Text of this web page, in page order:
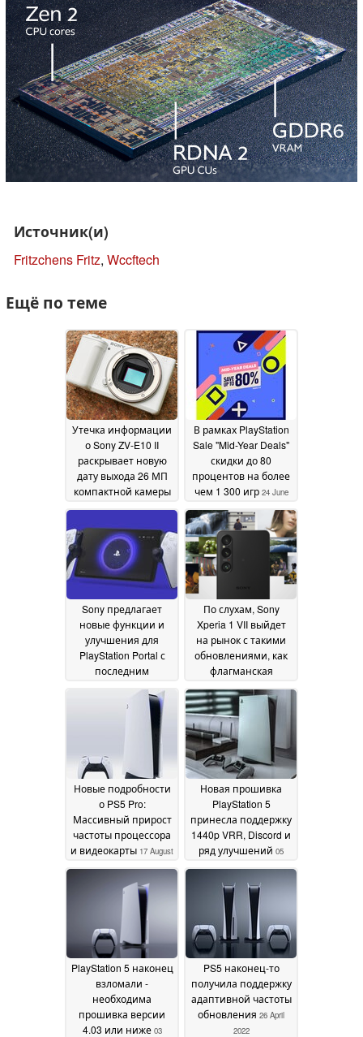
Источник(и)
Fritzchens Fritz, Wccftech
Ещё по теме
Утечка информации
о Sony ZV-E10 II
раскрывает новую
дату выхода 26 МП
компактной камеры
новых объектива
Sony 30 June 2024
В рамках PlayStation
Sale "Mid-Year Deals"
скидки до 80
процентов на более
чем 1 300 игр 24 June
2024
Sony предлагает
новые функции и
улучшения для
PlayStation Portal с
последним
20 June
2024
По слухам, Sony
Xperia 1 VII выйдет
на рынок с такими
обновлениями, как
флагманская
мм19 June 2024
Новые подробности
о PS5 Pro:
Массивный прирост
частоты процессора
и видеокарты 17 August
2023
Новая прошивка
PlayStation 5
принесла поддержку
1440p VRR, Discord и
ряд улучшений 05
February 2023
PlayStation 5 наконец
взломали -
необходима
прошивка версии
4.03 или ниже 03
PS5 наконец-то
получила поддержку
адаптивной частоты
обновления 26 April
2022